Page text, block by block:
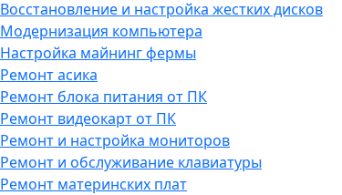
Восстановление и настройка жестких дисков
Модернизация компьютера
Настройка майнинг фермы
Ремонт асика
Ремонт блока питания от ПК
Ремонт видеокарт от ПК
Ремонт и настройка мониторов
Ремонт и обслуживание клавиатуры
Ремонт материнских плат